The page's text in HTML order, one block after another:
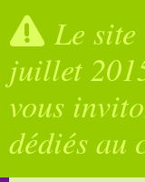
Le
juillet
vous
dédiés au